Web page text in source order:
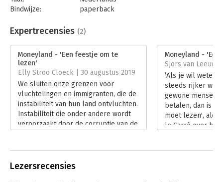
Bindwijze:
paperback
Uitgever:
Thomas Rap
Verschijningsdatum:
28-2-2019
Hoofdrubriek: Mens en maatschappij
Expertrecensies (2)
Moneyland - 'Een feestje om te
lezen'
Elly Stroo Cloeck | 30 augustus 2019
We sluiten onze grenzen voor
vluchtelingen en immigranten, die de
instabiliteit van hun land ontvluchten.
Instabiliteit die onder andere wordt
veroorzaakt door de corruptie van de
Moneyland -
Sjors van
‘Als je wil weten
steeds rijker
gewone mensen
betalen, dan is
moet lezen',
le Carré over het
Lezersrecensies